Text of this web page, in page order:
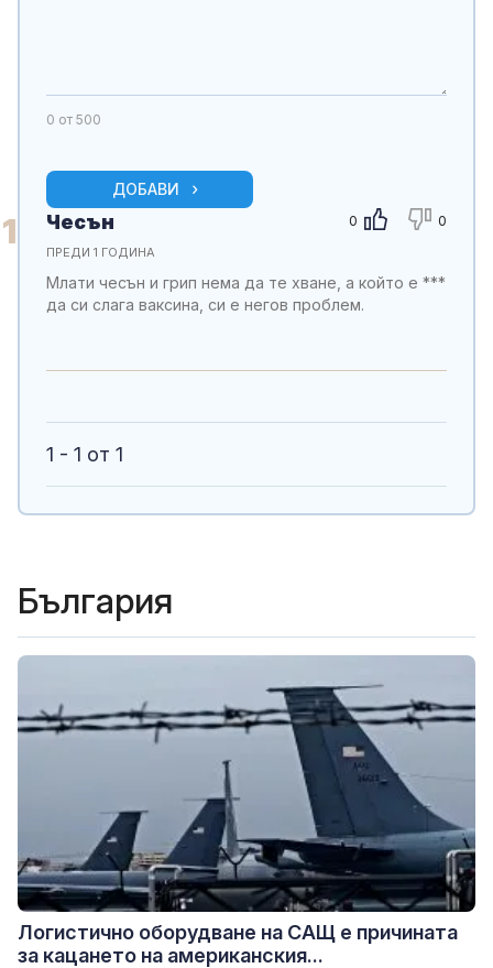
0 от 500
ДОБАВИ
1 0 0
Чесън
ПРЕДИ 1 ГОДИНА
Млати чесън и грип нема да те хване, а който е ***
да си слага ваксина, си е негов проблем.
1 - 1 от 1
България
Логистично оборудване на САЩ е причината
за кацането на американския...